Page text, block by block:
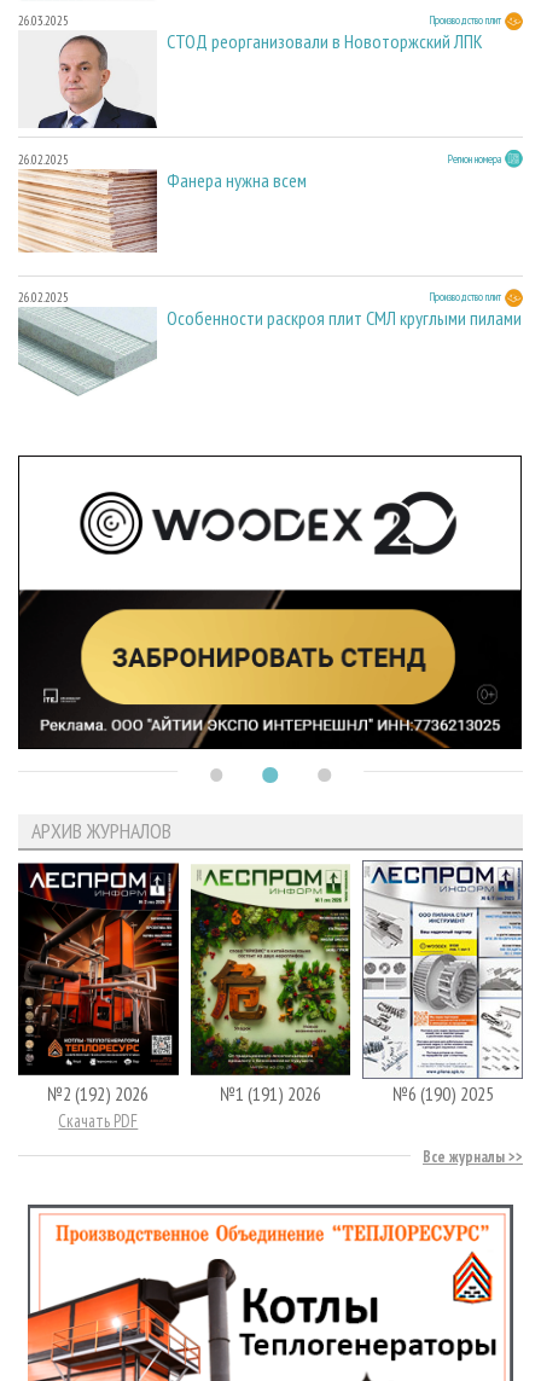
26.03.2025 Производство плит
СТОД реорганизовали в Новоторжский ЛПК
26.02.2025 Регион номера
Фанера нужна всем
26.02.2025 Производство плит
Особенности раскроя плит СМЛ круглыми пилами
АРХИВ ЖУРНАЛОВ
№2 (192) 2026
Скачать PDF
№1 (191) 2026 №6 (190) 2025
Все журналы